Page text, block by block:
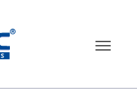
Toggle